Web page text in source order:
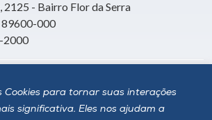
Cookies para tornar suas interações
significativa. Eles nos ajudam a
2125 - Bairro Flor da Serra
89600-000
2000